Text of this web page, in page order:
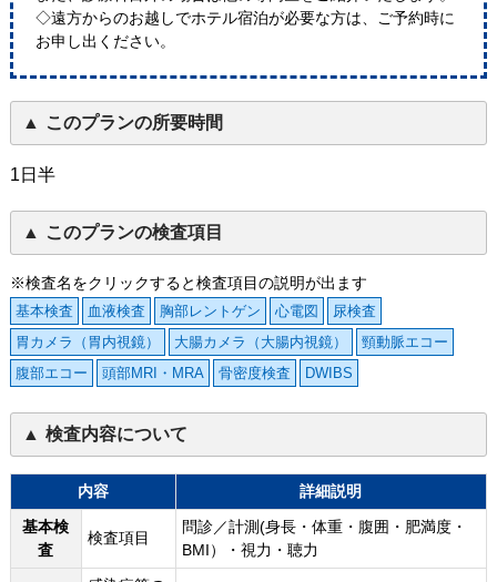
◇遠方からのお越しでホテル宿泊が必要な方は、ご予約時に
お申し出ください。
このプランの所要時間
1日半
このプランの検査項目
※検査名をクリックすると検査項目の説明が出ます
基本検査 血液検査 胸部レントゲン 心電図
尿検査
胃カメラ（胃内視鏡）
大腸カメラ（大腸内視鏡）
頸動脈エコー
腹部エコー
頭部MRI・MRA 骨密度検査 DWIBS
検査内容について
内容
詳細説明
基本検
査
検査項目
問診／計測(身長・体重・腹囲・肥満度・
BMI）・視力・聴力